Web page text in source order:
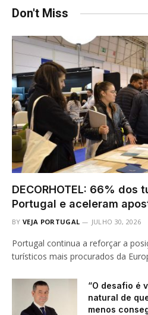
Don't Miss
DECORHOTEL: 66% dos
Portugal e aceleram
BY VEJA PORTUGAL JULHO 30, 2026
Portugal continua a reforçar a
turísticos mais procurados da
“O desafio é
natural de
menos